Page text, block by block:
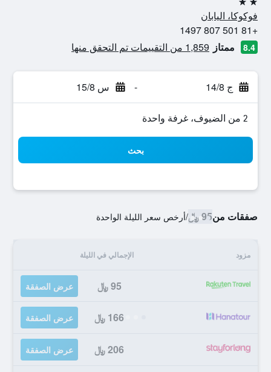
2 نجمتين
فوكوكا، اليابان
+81 501 807 1497
8.4 ممتاز 1,859 من التقييمات تم التحقق منها
ج 14/8 - س 15/8
2 من الضيوف، غرفة واحدة
بحث
صفقات من95 ﷼ /أرخص سعر الليلة الواحدة
مزود الإجمالي في الليلة
95 ﷼ عرض الصفقة
166 ﷼ عرض الصفقة
206 ﷼ عرض الصفقة